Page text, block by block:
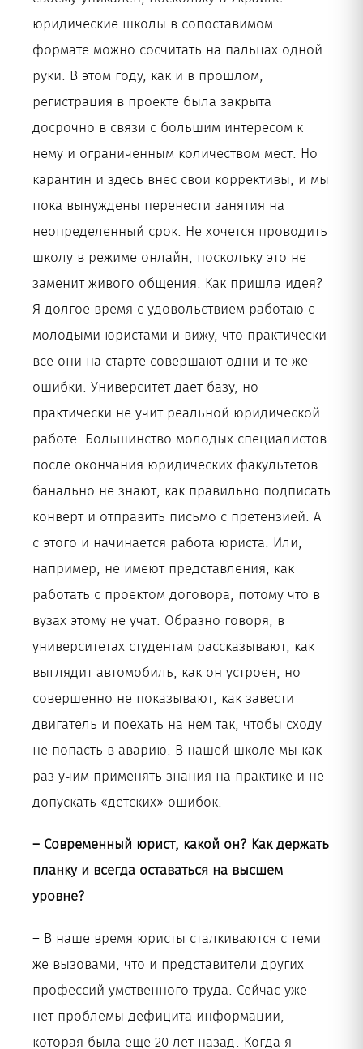
юридические школы в сопоставимом
формате можно сосчитать на пальцах одной
руки. В этом году, как и в прошлом,
регистрация в проекте была закрыта
досрочно в связи с большим интересом к
нему и ограниченным количеством мест. Но
карантин и здесь внес свои коррективы, и мы
пока вынуждены перенести занятия на
неопределенный срок. Не хочется проводить
школу в режиме онлайн, поскольку это не
заменит живого общения. Как пришла идея?
Я долгое время с удовольствием работаю с
молодыми юристами и вижу, что практически
все они на старте совершают одни и те же
ошибки. Университет дает базу, но
практически не учит реальной юридической
работе. Большинство молодых специалистов
после окончания юридических факультетов
банально не знают, как правильно подписать
конверт и отправить письмо с претензией. А
с этого и начинается работа юриста. Или,
например, не имеют представления, как
работать с проектом договора, потому что в
вузах этому не учат. Образно говоря, в
университетах студентам рассказывают, как
выглядит автомобиль, как он устроен, но
совершенно не показывают, как завести
двигатель и поехать на нем так, чтобы сходу
не попасть в аварию. В нашей школе мы как
раз учим применять знания на практике и не
допускать «детских» ошибок.
– Современный юрист, какой он? Как держать
планку и всегда оставаться на высшем
уровне?
– В наше время юристы сталкиваются с теми
же вызовами, что и представители других
профессий умственного труда. Сейчас уже
нет проблемы дефицита информации,
которая была еще 20 лет назад. Когда я